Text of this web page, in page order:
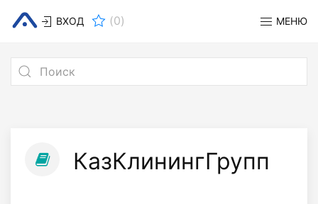
ВХОД (0) МЕНЮ
КазКлинингГрупп